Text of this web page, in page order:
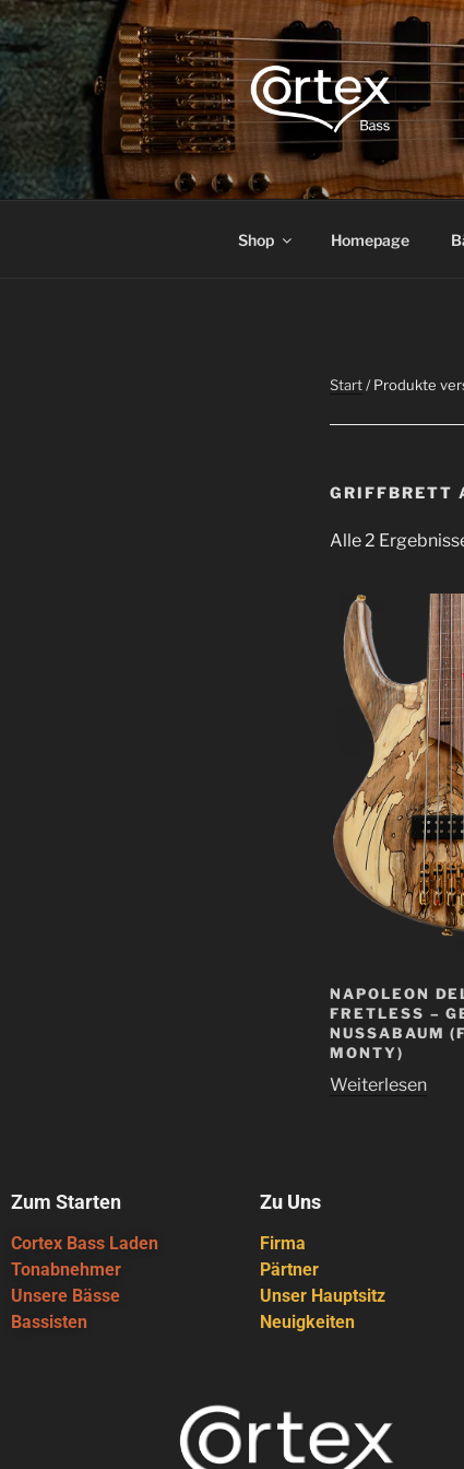
CORTEX
Express your creative flow
Shop Homepage
Start/ Produkte
GRIFFBRETT
Alle 2
NAPOLEON
FRETLESS –
NUSSABAUM
MONTY)
Weiterlesen
Zum Starten
Cortex Bass Laden
Tonabnehmer
Unsere Bässe
Bassisten
Zu Uns
Firma
Pärtner
Unser Hauptsitz
Neuigkeiten